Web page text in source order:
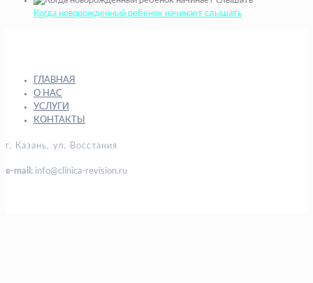
Когда новорожденный ребенок начинает слышать
ГЛАВНАЯ
О НАС
УСЛУГИ
КОНТАКТЫ
г. Казань, ул. Восстания
e-mail: info@clinica-revision.ru